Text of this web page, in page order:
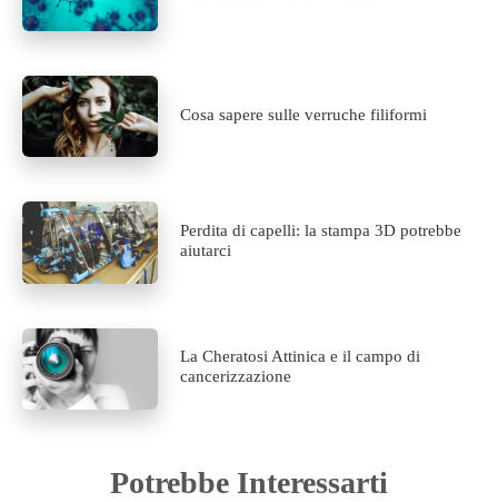
Cosa sapere sulle verruche filiformi
Perdita di capelli: la stampa 3D potrebbe
aiutarci
La Cheratosi Attinica e il campo di
cancerizzazione
Potrebbe Interessarti